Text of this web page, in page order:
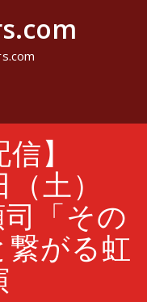
】
土）
「その
がる虹